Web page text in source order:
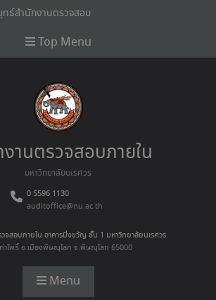
ธ์สำนักงานตรวจสอบ
ประจำปี 2568
audit policy
Top Menu
านตรวจสอบภายใน
มหาวิทยาลัยนเรศวร
0 5596 1130
auditoffice@nu.ac.th
จสอบภายใน อาคารมิ่งขวัญ ชั้น 1 มหาวิทยาลัยนเรศวร
าโพธิ์ อ.เมืองพิษณุโลก จ.พิษณุโลก 65000
Menu